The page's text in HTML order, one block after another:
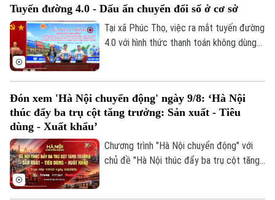
Công nghệ
Ẩm thực
Quân sự
Hồ sơ
Người Việt 4 phương
Tin tức
Cafe sáng
Tài chính Ngân hàng
Doanh nghiệp
Nhà đất
Tin tức
Căn hộ
Đất đai
Kinh nghiệm
Tàu và Xe
Ô tô
Tàu
Xe máy
Thị trường
Tin tức
Tuyển sinh
Hướng nghiệp
Văn hóa
Tin tức
Làng nghề
Sức khỏe
Y tế
Thể thao
cận thị trường.
Tuyến đường 4.0 - Dấu ấn chuyển đổi số ở cơ sở
Tại xã Phúc Thọ, việc ra mắt tuyến đường
4.0 với hình thức thanh toán không dùng
ngay từ cơ sở.
Đón xem 'Hà Nội chuyển động' ngày 9/8: ‘Hà Nội
thúc đẩy ba trụ cột tăng trưởng: Sản xuất - Tiêu
dùng - Xuất khẩu’
Chương trình "Hà Nội chuyển động" với
chủ đề "Hà Nội thúc đẩy ba trụ cột tăng